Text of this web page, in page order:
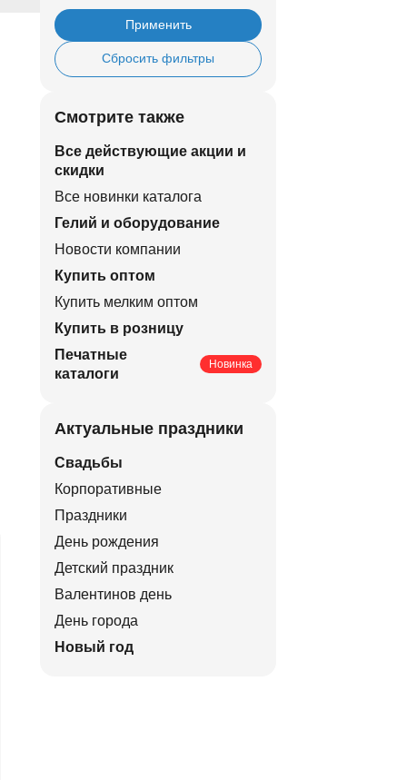
Применить
Сбросить фильтры
Смотрите также
Все действующие акции и
скидки
Все новинки каталога
Гелий и оборудование
Новости компании
Купить оптом
Купить мелким оптом
Купить в розницу
Печатные
каталоги
Новинка
Актуальные праздники
Свадьбы
Корпоративные
Праздники
День рождения
Детский праздник
Валентинов день
День города
Новый год